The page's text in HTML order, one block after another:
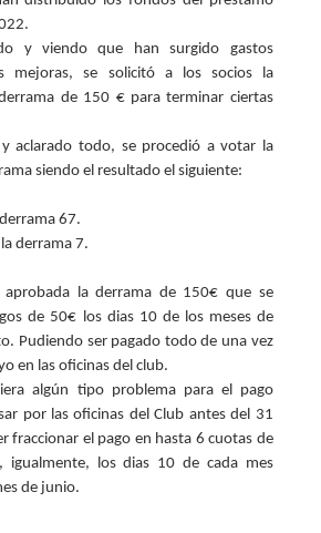
y viendo que han surgido gastos
mejoras, se solicitó a los socios la
de 150 € para terminar ciertas
aclarado todo, se procedió a votar la
siendo el resultado el siguiente:
67.
derrama 7.
la derrama de 150€ que se
de 50€ los dias 10 de los meses de
Pudiendo ser pagado todo de una vez
en las oficinas del club.
algún tipo problema para el pago
por las oficinas del Club antes del 31
fraccionar el pago en hasta 6 cuotas de
igualmente, los dias 10 de cada mes
de junio.